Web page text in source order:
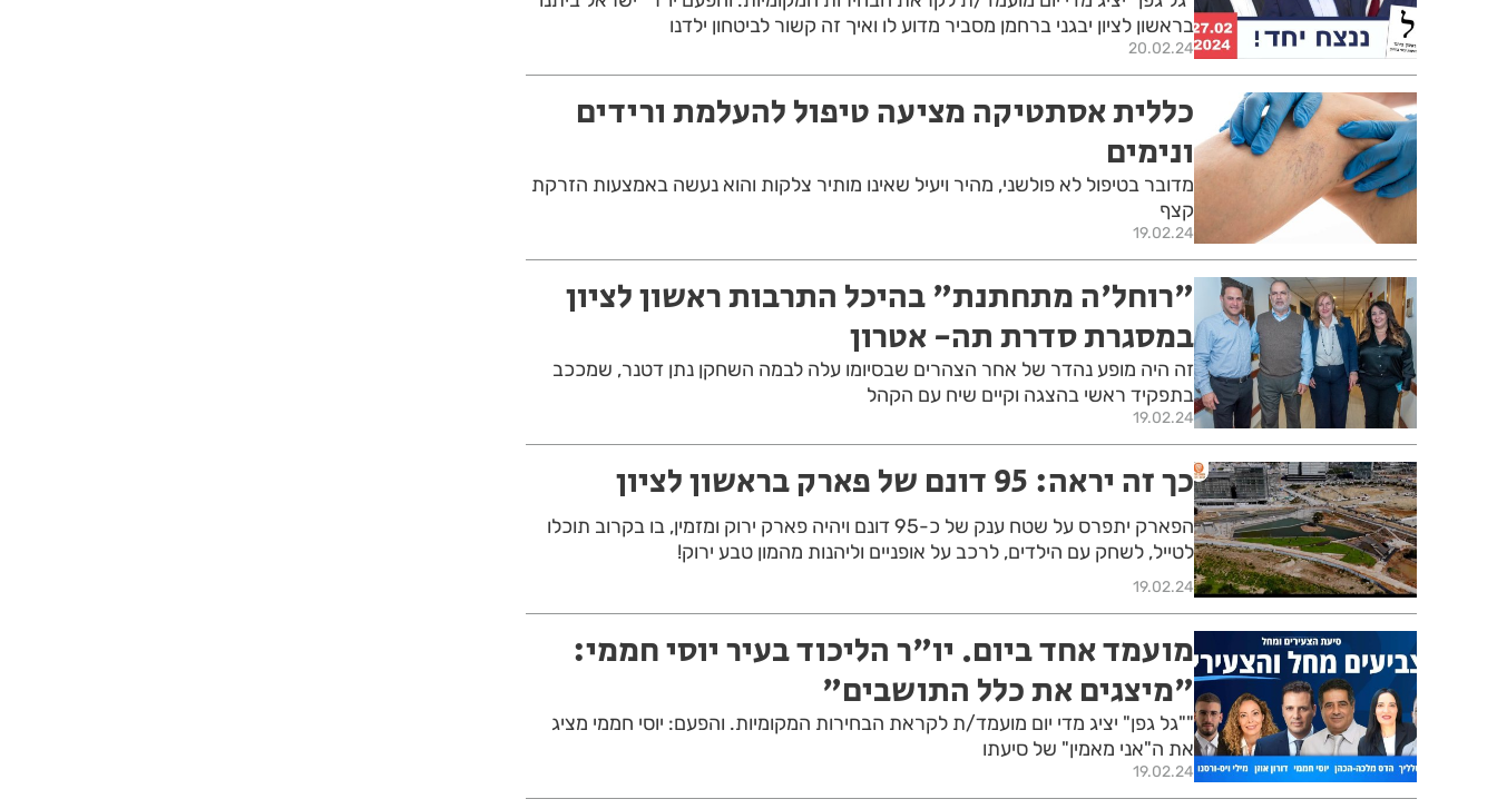
בראשון לציון יבגני ברחמן מסביר מדוע לו ואיך זה קשור לביטחון ילדנו
20.02.24
כללית אסתטיקה מציעה טיפול להעלמת ורידים
ונימים
מדובר בטיפול לא פולשני, מהיר ויעיל שאינו מותיר צלקות והוא נעשה באמצעות הזרקת
קצף
19.02.24
"רוחל'ה מתחתנת" בהיכל התרבות ראשון לציון
במסגרת סדרת תה- אטרון
זה היה מופע נהדר של אחר הצהרים שבסיומו עלה לבמה השחקן נתן דטנר, שמככב
בתפקיד ראשי בהצגה וקיים שיח עם הקהל
19.02.24
כך זה יראה: 95 דונם של פארק בראשון לציון
הפארק יתפרס על שטח ענק של כ-95 דונם ויהיה פארק ירוק ומזמין, בו בקרוב תוכלו
לטייל, לשחק עם הילדים, לרכב על אופניים וליהנות מהמון טבע ירוק!
19.02.24
מועמד אחד ביום. יו"ר הליכוד בעיר יוסי חממי:
"מיצגים את כלל התושבים"
""גל גפן" יציג מדי יום מועמד/ת לקראת הבחירות המקומיות. והפעם: יוסי חממי מציג
את ה"אני מאמין" של סיעתו
19.02.24